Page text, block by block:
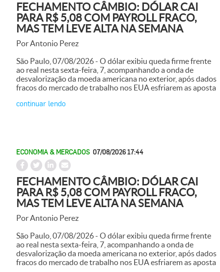
FECHAMENTO CÂMBIO: DÓLAR CAI
PARA R$ 5,08 COM PAYROLL FRACO,
MAS TEM LEVE ALTA NA SEMANA
Por Antonio Perez
São Paulo, 07/08/2026 - O dólar exibiu queda firme frente
ao real nesta sexta-feira, 7, acompanhando a onda de
desvalorização da moeda americana no exterior, após dados
fracos do mercado de trabalho nos EUA esfriarem as aposta
continuar lendo
ECONOMIA & MERCADOS 07/08/2026 17:44
FECHAMENTO CÂMBIO: DÓLAR CAI
PARA R$ 5,08 COM PAYROLL FRACO,
MAS TEM LEVE ALTA NA SEMANA
Por Antonio Perez
São Paulo, 07/08/2026 - O dólar exibiu queda firme frente
ao real nesta sexta-feira, 7, acompanhando a onda de
desvalorização da moeda americana no exterior, após dados
fracos do mercado de trabalho nos EUA esfriarem as aposta